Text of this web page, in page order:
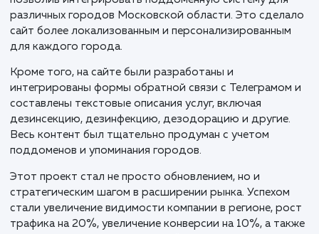
присутствие в регионе, был разработан
подход к созданию сайта.
Процесс начался с этапа прототипирования, где
создана структура будущего сайта, чтобы
ключевые зоны и взаимодействие пользователя с
сайтом. Дизайнеры взялись за работу над внешним
видом сайта в Figma, создав уникальный и
привлекательный облик, отражающий дух
Верстка на MODX обеспечила гибкость и
позволив интегрировать поддоменную систему
различных городов Московской области. Это
сайт более локализованным и